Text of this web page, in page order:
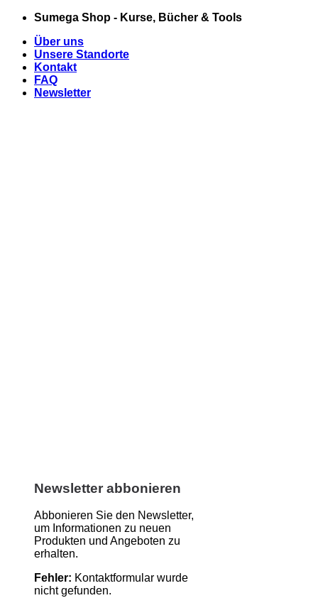
Zum
springen
Sumega Shop - Kurse, Bücher & Tools
Über uns
Unsere Standorte
Kontakt
FAQ
Newsletter
Newsletter abbonieren
Abbonieren Sie den Newsletter,
um Informationen zu neuen
Produkten und Angeboten zu
erhalten.
Fehler: Kontaktformular wurde
nicht gefunden.